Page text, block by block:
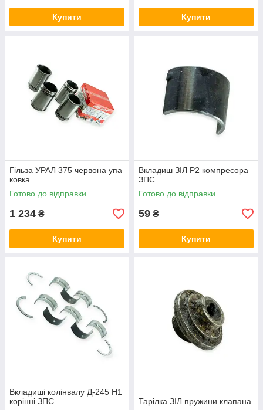
Купити Купити
Гільза УРАЛ 375 червона упа
ковка
Готово до відправки
1 234 ₴
Купити
Вкладиш ЗІЛ Р2 компресора
ЗПС
Готово до відправки
59 ₴
Купити
Вкладиші колінвалу Д-245 Н1
корінні ЗПС
Тарілка ЗІЛ пружини клапана